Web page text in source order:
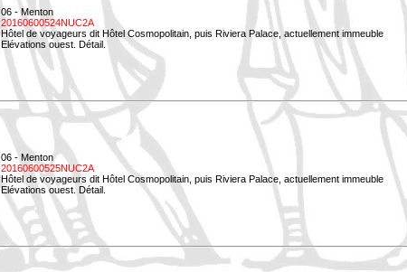
06 - Menton
20160600524NUC2A
Hôtel de voyageurs dit Hôtel Cosmopolitain, puis Riviera Palace, actuellement immeuble
Elévations ouest. Détail.
06 - Menton
20160600525NUC2A
Hôtel de voyageurs dit Hôtel Cosmopolitain, puis Riviera Palace, actuellement immeuble
Elévations ouest. Détail.